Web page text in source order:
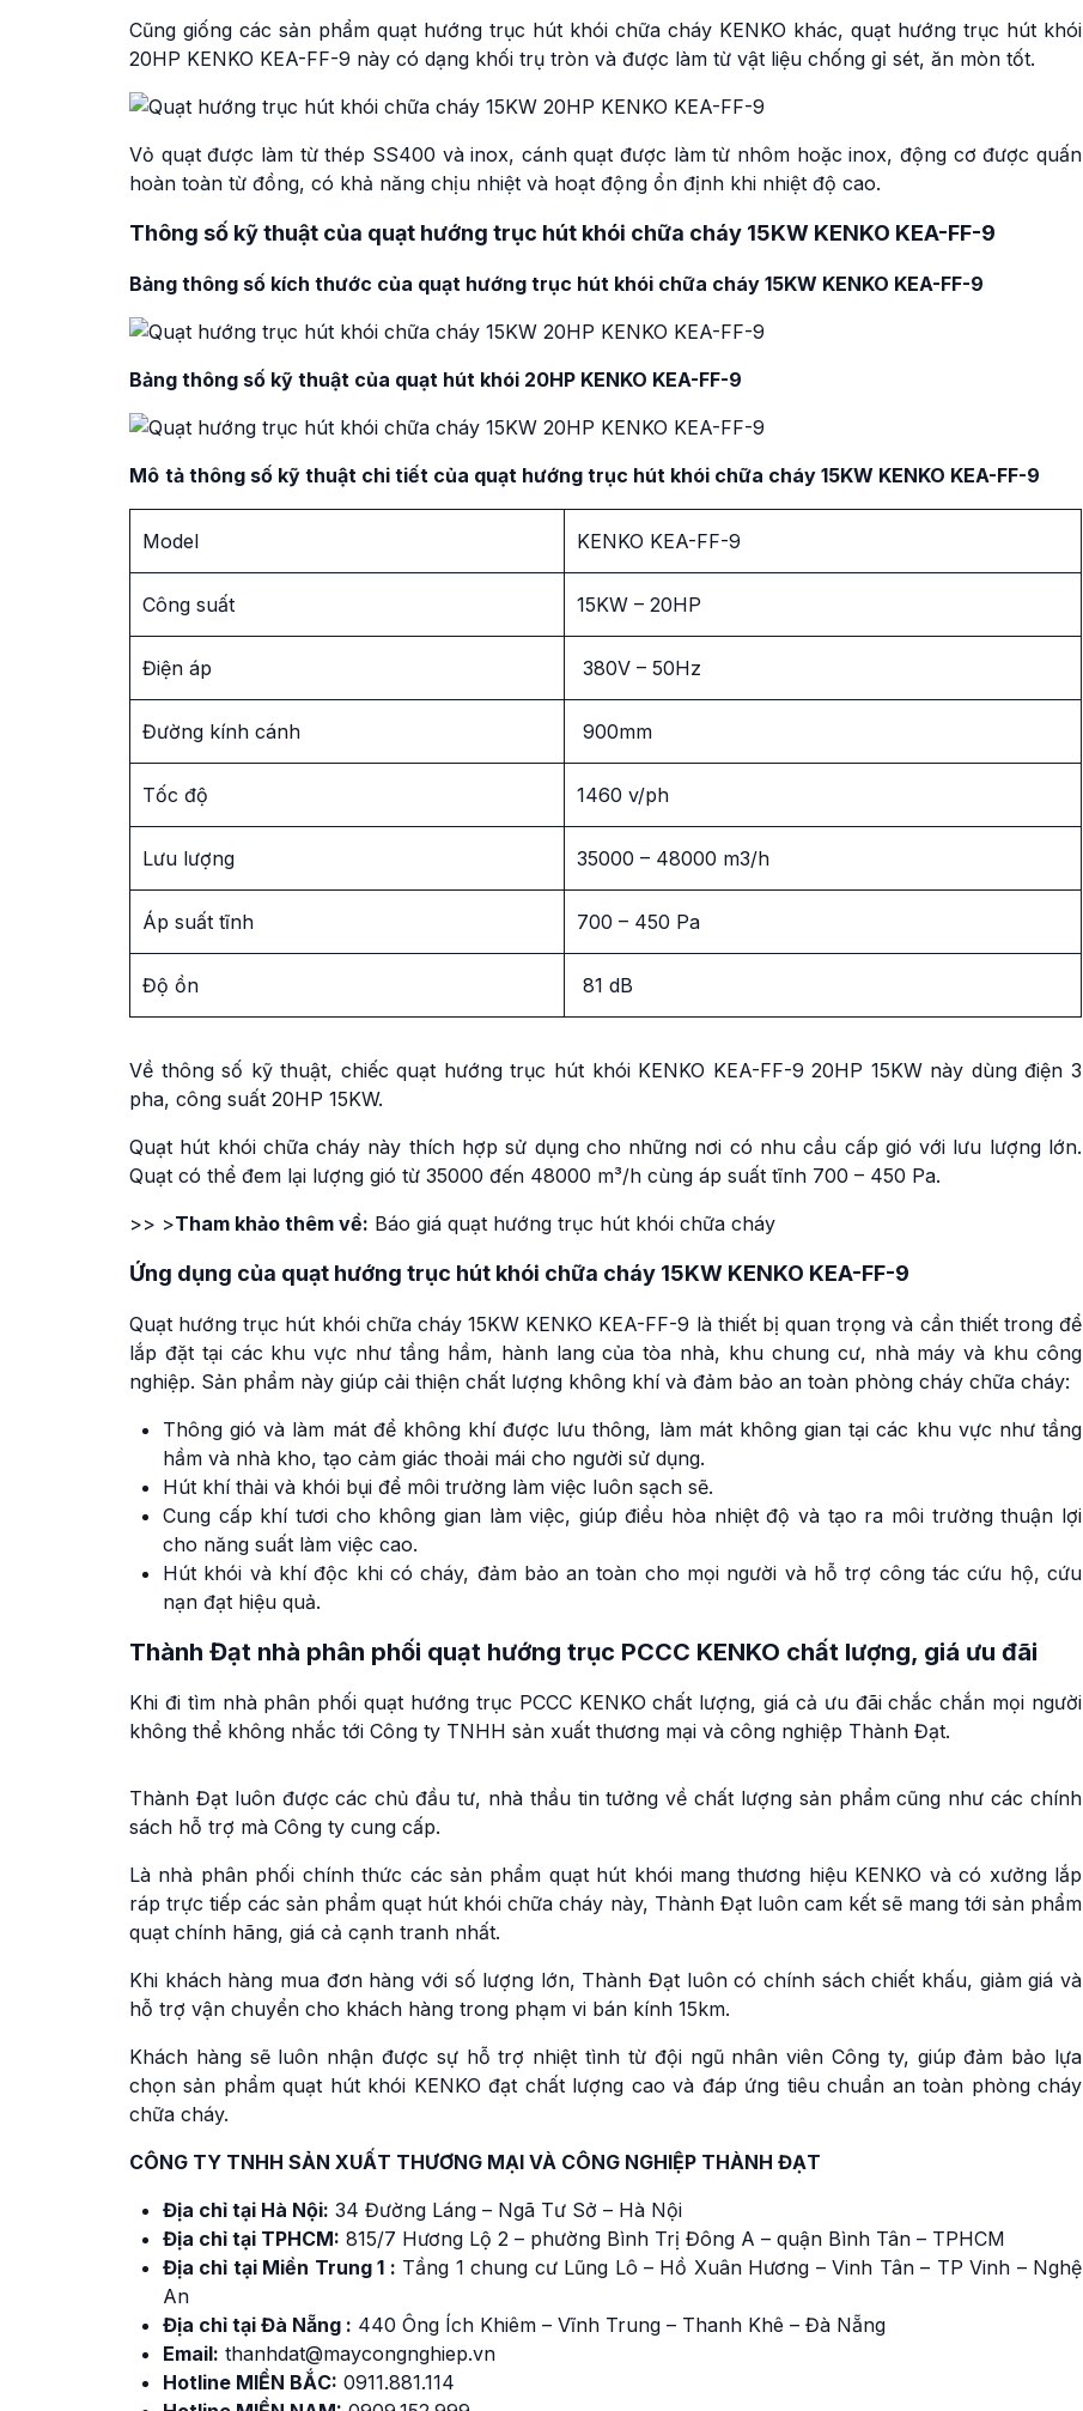
Cũng giống các sản phẩm quạt hướng trục hút khói chữa cháy KENKO khác, quạt hướng trục hút khói
20HP KENKO KEA-FF-9 này có dạng khối trụ tròn và được làm từ vật liệu chống gỉ sét, ăn mòn tốt.
Vỏ quạt được làm từ thép SS400 và inox, cánh quạt được làm từ nhôm hoặc inox, động cơ được quấn
hoàn toàn từ đồng, có khả năng chịu nhiệt và hoạt động ổn định khi nhiệt độ cao.
Thông số kỹ thuật của quạt hướng trục hút khói chữa cháy 15KW KENKO KEA-FF-9
Bảng thông số kích thước của quạt hướng trục hút khói chữa cháy 15KW KENKO KEA-FF-9
Bảng thông số kỹ thuật của quạt hút khói 20HP KENKO KEA-FF-9
Mô tả thông số kỹ thuật chi tiết của quạt hướng trục hút khói chữa cháy 15KW KENKO KEA-FF-9
Model KENKO KEA-FF-9
Công suất 15KW – 20HP
Điện áp 380V – 50Hz
Đường kính cánh 900mm
Tốc độ 1460 v/ph
Lưu lượng 35000 – 48000 m3/h
Áp suất tĩnh 700 – 450 Pa
Độ ồn 81 dB
Về thông số kỹ thuật, chiếc quạt hướng trục hút khói KENKO KEA-FF-9 20HP 15KW này dùng điện 3
pha, công suất 20HP 15KW.
Quạt hút khói chữa cháy này thích hợp sử dụng cho những nơi có nhu cầu cấp gió với lưu lượng lớn.
Quạt có thể đem lại lượng gió từ 35000 đến 48000 m³/h cùng áp suất tĩnh 700 – 450 Pa.
>> >Tham khảo thêm về: Báo giá quạt hướng trục hút khói chữa cháy
Ứng dụng của quạt hướng trục hút khói chữa cháy 15KW KENKO KEA-FF-9
Quạt hướng trục hút khói chữa cháy 15KW KENKO KEA-FF-9 là thiết bị quan trọng và cần thiết trong để
lắp đặt tại các khu vực như tầng hầm, hành lang của tòa nhà, khu chung cư, nhà máy và khu công
nghiệp. Sản phẩm này giúp cải thiện chất lượng không khí và đảm bảo an toàn phòng cháy chữa cháy:
Thông gió và làm mát để không khí được lưu thông, làm mát không gian tại các khu vực như tầng
hầm và nhà kho, tạo cảm giác thoải mái cho người sử dụng.
Hút khí thải và khói bụi để môi trường làm việc luôn sạch sẽ.
Cung cấp khí tươi cho không gian làm việc, giúp điều hòa nhiệt độ và tạo ra môi trường thuận lợi
cho năng suất làm việc cao.
Hút khói và khí độc khi có cháy, đảm bảo an toàn cho mọi người và hỗ trợ công tác cứu hộ, cứu
nạn đạt hiệu quả.
Thành Đạt nhà phân phối quạt hướng trục PCCC KENKO chất lượng, giá ưu đãi
Khi đi tìm nhà phân phối quạt hướng trục PCCC KENKO chất lượng, giá cả ưu đãi chắc chắn mọi người
không thể không nhắc tới Công ty TNHH sản xuất thương mại và công nghiệp Thành Đạt.
Thành Đạt luôn được các chủ đầu tư, nhà thầu tin tưởng về chất lượng sản phẩm cũng như các chính
sách hỗ trợ mà Công ty cung cấp.
Là nhà phân phối chính thức các sản phẩm quạt hút khói mang thương hiệu KENKO và có xưởng lắp
ráp trực tiếp các sản phẩm quạt hút khói chữa cháy này, Thành Đạt luôn cam kết sẽ mang tới sản phẩm
quạt chính hãng, giá cả cạnh tranh nhất.
Khi khách hàng mua đơn hàng với số lượng lớn, Thành Đạt luôn có chính sách chiết khấu, giảm giá và
hỗ trợ vận chuyển cho khách hàng trong phạm vi bán kính 15km.
Khách hàng sẽ luôn nhận được sự hỗ trợ nhiệt tình từ đội ngũ nhân viên Công ty, giúp đảm bảo lựa
chọn sản phẩm quạt hút khói KENKO đạt chất lượng cao và đáp ứng tiêu chuẩn an toàn phòng cháy
chữa cháy.
CÔNG TY TNHH SẢN XUẤT THƯƠNG MẠI VÀ CÔNG NGHIỆP THÀNH ĐẠT
Địa chỉ tại Hà Nội: 34 Đường Láng – Ngã Tư Sở – Hà Nội
Địa chỉ tại TPHCM: 815/7 Hương Lộ 2 – phường Bình Trị Đông A – quận Bình Tân – TPHCM
Địa chỉ tại Miền Trung 1 : Tầng 1 chung cư Lũng Lô – Hồ Xuân Hương – Vinh Tân – TP Vinh – Nghệ
An
Địa chỉ tại Đà Nẵng : 440 Ông Ích Khiêm – Vĩnh Trung – Thanh Khê – Đà Nẵng
Email: thanhdat@maycongnghiep.vn
Hotline MIỀN BẮC: 0911.881.114